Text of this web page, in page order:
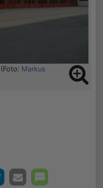
(Foto: Markus